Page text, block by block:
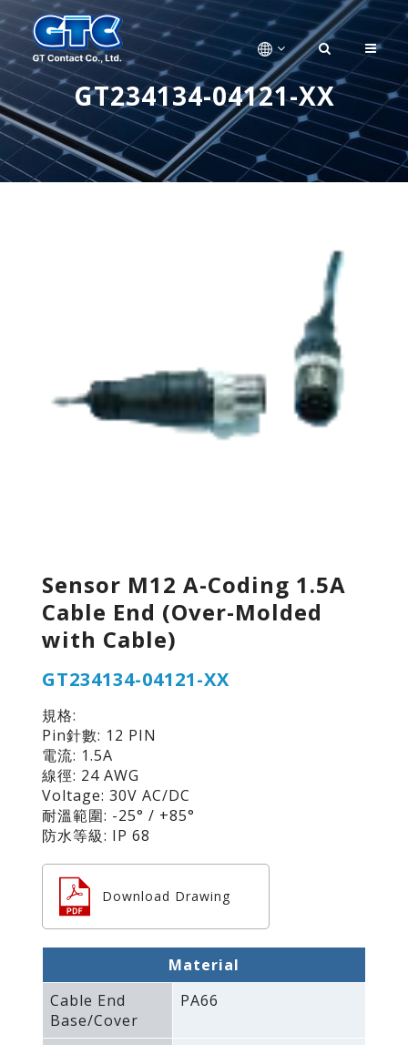
GT234134-04121-XX
Sensor M12 A-Coding 1.5A
Cable End (Over-Molded
with Cable)
GT234134-04121-XX
規格:
Pin針數: 12 PIN
電流: 1.5A
線徑: 24 AWG
Voltage: 30V AC/DC
耐溫範圍: -25° / +85°
防水等級: IP 68
Download Drawing
Material
Cable End
Base/Cover
PA66